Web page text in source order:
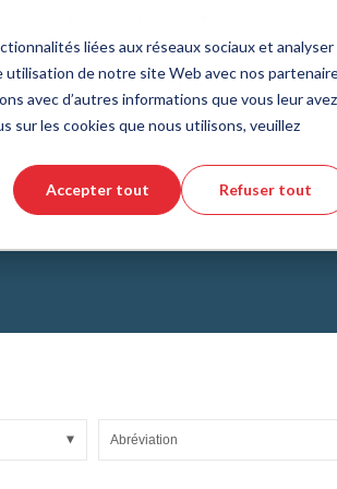
liées aux réseaux sociaux et analyser
de notre site Web avec nos
avec d’autres informations que vous leur avez
sur les cookies que nous utilisons, veuillez
Accepter tout Refuser tout
Technologie des fluides
Téléchargement de fichiers CAD
Aide et support
Vidéos tutorielles
Commande rapide
Abréviation